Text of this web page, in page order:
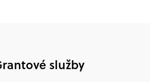
služby